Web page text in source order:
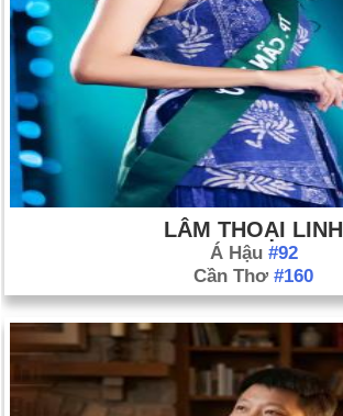
LÂM THOẠI LINH
Á Hậu #92
Cần Thơ #160